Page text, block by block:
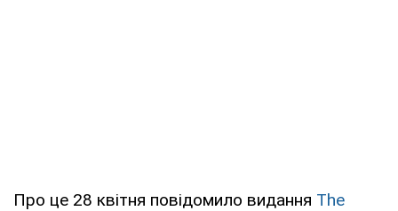
Про це 28 квітня повідомило видання The